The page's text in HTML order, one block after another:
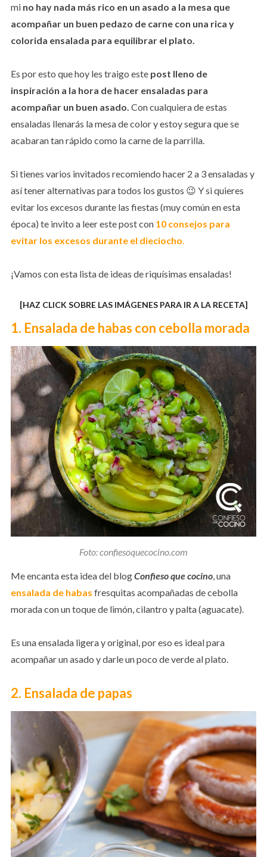
mi no hay nada más rico en un asado a la mesa que
acompañar un buen pedazo de carne con una rica y
colorida ensalada para equilibrar el plato.
Es por esto que hoy les traigo este post lleno de
inspiración a la hora de hacer ensaladas para
acompañar un buen asado. Con cualquiera de estas
ensaladas llenarás la mesa de color y estoy segura que se
acabaran tan rápido como la carne de la parrilla.
Si tienes varios invitados recomiendo hacer 2 a 3 ensaladas y
así tener alternativas para todos los gustos 😉 Y si quieres
evitar los excesos durante las fiestas (muy común en esta
época) te invito a leer este post con 10 consejos para
evitar los excesos durante el dieciocho
¡Vamos con esta lista de ideas de riquísimas ensaladas!
[HAZ CLICK SOBRE LAS IMÁGENES PARA IR A LA RECETA]
1. Ensalada de habas con cebolla morada
Foto: confiesoquecocino.com
Me encanta esta idea del blogConfieso que cocino, una
ensalada de habas fresquitas acompañadas de cebolla
morada con un toque de limón, cilantro y palta (aguacate).
Es una ensalada ligera y original, por eso es ideal para
acompañar un asado y darle un poco de verde al plato.
2. Ensalada de papas